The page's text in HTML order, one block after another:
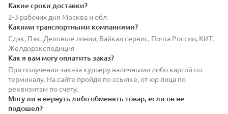
Какие сроки доставки?
2-3 рабочих дня Москва и обл
Какими транспортными компаниями?
Сдэк, Пэк, Деловые линии, Байкал сервис, Почта России, КИТ,
Желдорэкспедиция
Как я вам могу оплатить заказ?
При получении заказа курьеру наличными либо картой по
терминалу. На сайте пройдя по ссылке, от юр лица по
реквизитам по счету.
Могу ли я вернуть либо обменять товар, если он не
подошел?